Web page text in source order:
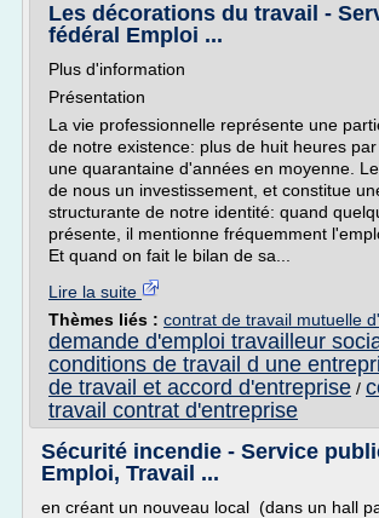
Les décorations du travail -
fédéral Emploi ...
Plus d'information
Présentation
La vie professionnelle représente une
de notre existence: plus de huit heures
une quarantaine d'années en moyenne.
de nous un investissement, et constitue
structurante de notre identité: quand
présente, il mentionne fréquemment
Et quand on fait le bilan de sa...
Lire la suite
Thèmes liés : contrat de travail mutuelle
demande d'emploi travailleur
conditions de travail d une
de travail et accord d'entreprise /
travail contrat d'entreprise
Sécurité incendie - Service
Emploi, Travail ...
en créant un nouveau local (dans un hall